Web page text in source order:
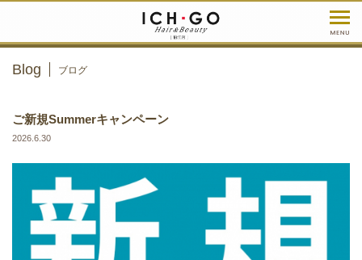
Blog ブログ
ご新規Summerキャンペーン
2026.6.30